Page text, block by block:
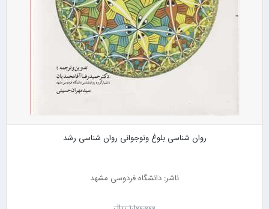
روان شناسی بلوغ ونوجوانی روان شناسی رشد
ناشر: دانشگاه فردوسی مشهد